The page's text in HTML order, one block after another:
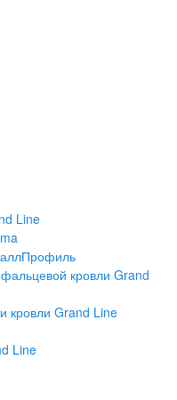
Line
кровли Grand
кровли Grand Line
Line